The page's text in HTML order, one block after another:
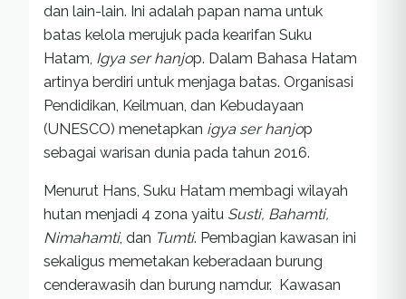
dan lain-lain. Ini adalah papan nama untuk
batas kelola merujuk pada kearifan Suku
Hatam, Igya ser hanjop. Dalam Bahasa Hatam
artinya berdiri untuk menjaga batas. Organisasi
Pendidikan, Keilmuan, dan Kebudayaan
(UNESCO) menetapkan igya ser hanjop
sebagai warisan dunia pada tahun 2016.
Menurut Hans, Suku Hatam membagi wilayah
hutan menjadi 4 zona yaitu Susti, Bahamti,
Nimahamti, dan Tumti. Pembagian kawasan ini
sekaligus memetakan keberadaan burung
cenderawasih dan burung namdur. Kawasan